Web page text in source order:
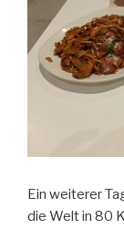
Ein weiterer
die Welt in 80